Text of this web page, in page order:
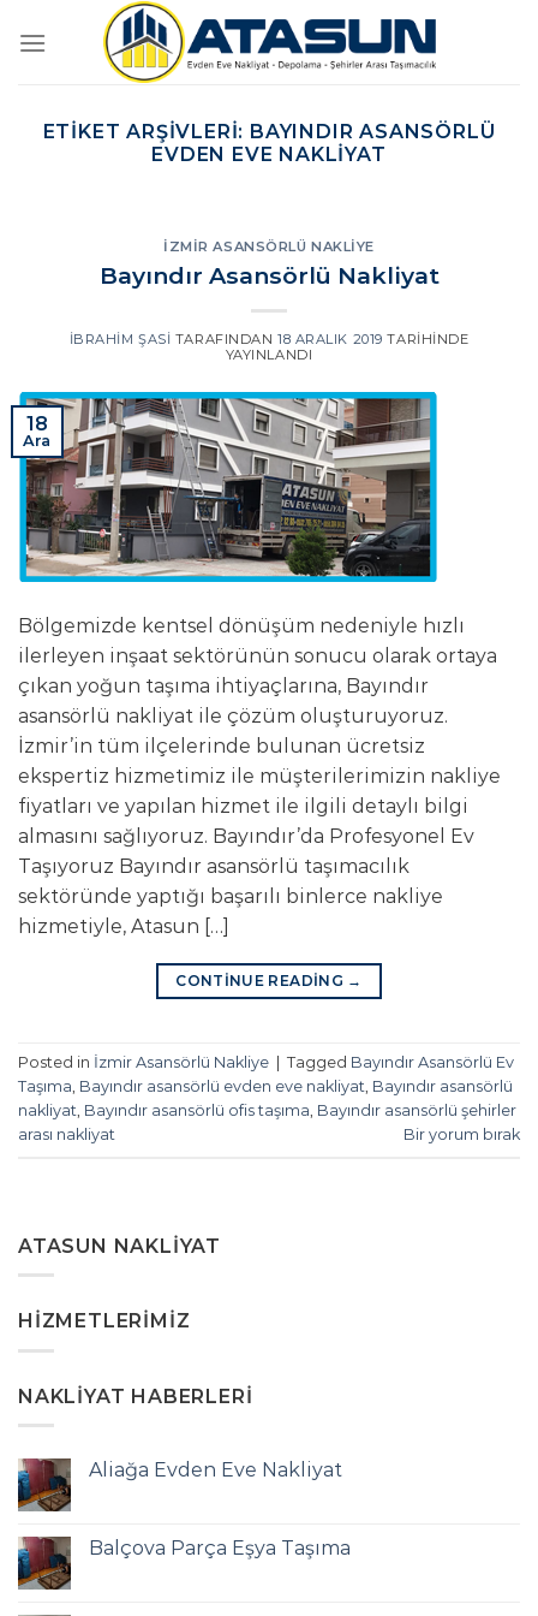
atla
ETIKET ARŞIVLERI: BAYINDIR ASANSÖRLÜ
EVDEN EVE NAKLIYAT
İZMIR ASANSÖRLÜ NAKLIYE
Bayındır Asansörlü Nakliyat
İBRAHIM ŞASI TARAFINDAN 18 ARALIK 2019 TARIHINDE
YAYINLANDI
18
Ara
Bölgemizde kentsel dönüşüm nedeniyle hızlı
ilerleyen inşaat sektörünün sonucu olarak ortaya
çıkan yoğun taşıma ihtiyaçlarına, Bayındır
asansörlü nakliyat ile çözüm oluşturuyoruz.
İzmir’in tüm ilçelerinde bulunan ücretsiz
ekspertiz hizmetimiz ile müşterilerimizin nakliye
fiyatları ve yapılan hizmet ile ilgili detaylı bilgi
almasını sağlıyoruz. Bayındır’da Profesyonel Ev
Taşıyoruz Bayındır asansörlü taşımacılık
sektöründe yaptığı başarılı binlerce nakliye
hizmetiyle, Atasun […]
CONTINUE READING →
Posted in İzmir Asansörlü Nakliye Tagged Bayındır Asansörlü Ev
Taşıma Bayındır asansörlü evden eve nakliyat Bayındır asansörlü
nakliyat Bayındır asansörlü ofis taşıma Bayındır asansörlü şehirler
arası nakliyat
Bir yorum bırak
ATASUN NAKLIYAT
HIZMETLERIMIZ
NAKLIYAT HABERLERI
Aliağa Evden Eve Nakliyat
Balçova Parça Eşya Taşıma